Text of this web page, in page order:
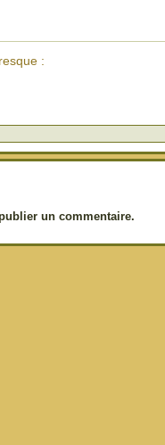
:
un commentaire.